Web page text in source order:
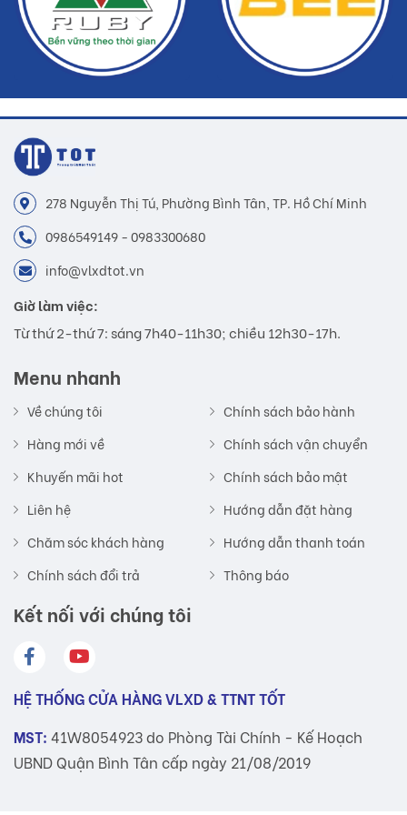
278 Nguyễn Thị Tú, Phường Bình Tân, TP. Hồ Chí Minh
0986549149 - 0983300680
info@vlxdtot.vn
Giờ làm việc:
Từ thứ 2-thứ 7: sáng 7h40-11h30; chiều 12h30-17h.
Menu nhanh
Về chúng tôi
Hàng mới về
Khuyến mãi hot
Liên hệ
Chăm sóc khách hàng
Chính sách đổi trả
Chính sách bảo hành
Chính sách vận chuyển
Chính sách bảo mật
Hướng dẫn đặt hàng
Hướng dẫn thanh toán
Thông báo
Kết nối với chúng tôi
HỆ THỐNG CỬA HÀNG VLXD & TTNT TỐT
MST: 41W8054923 do Phòng Tài Chính - Kế Hoạch
UBND Quận Bình Tân cấp ngày 21/08/2019